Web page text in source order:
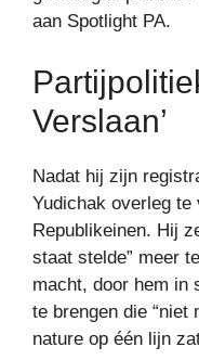
aan Spotlight PA.
Verslaan’
Nadat hij zijn
Yudichak overleg te
Republikeinen. Hij
staat stelde” meer
macht, door hem in
te brengen die
nature op één lijn